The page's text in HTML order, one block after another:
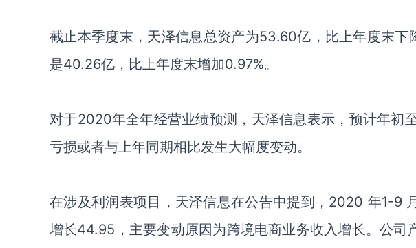
截止本季度末，天泽信息总资产为53.60亿，比上年度末下
是40.26亿，比上年度末增加0.97%。
对于2020年全年经营业绩预测，天泽信息表示，预计年初
亏损或者与上年同期相比发生大幅度变动。
在涉及利润表项目，天泽信息在公告中提到， 2020 年1-9
增长44.95 ，主要变动原因为跨境电商业务收入增长。公司